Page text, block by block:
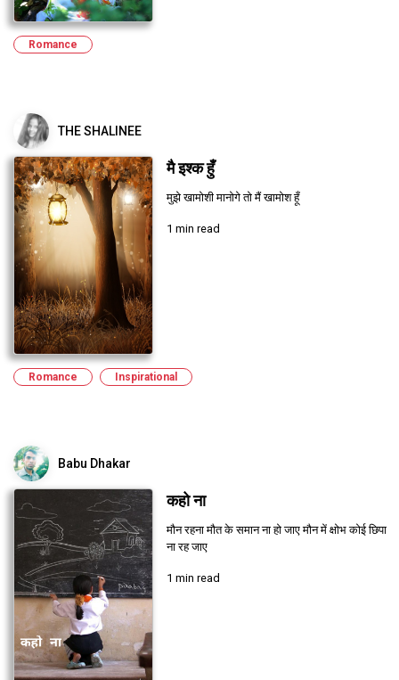
Romance
THE SHALINEE
मै इश्क हुँ
मुझे खामोशी मानोगे तो मैं खामोश हूँ
1 min read
Romance Inspirational
Babu Dhakar
कहो ना
मौन रहना मौत के समान ना हो जाए मौन में क्षोभ कोई छिपा
ना रह जाए
1 min read